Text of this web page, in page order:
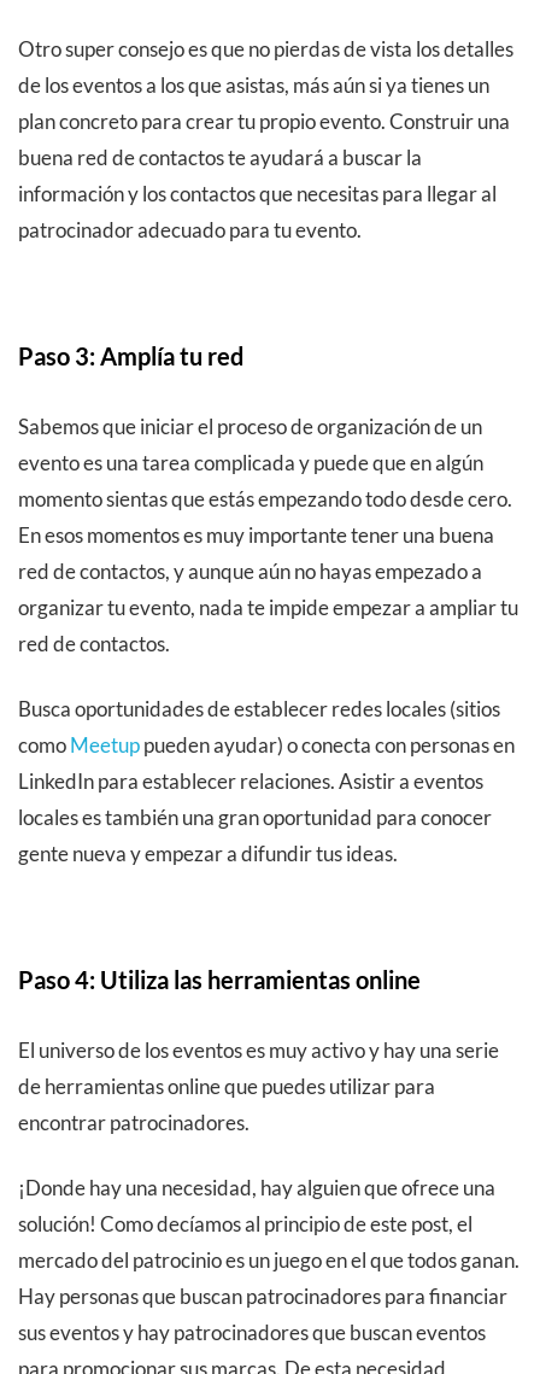
Otro super consejo es que no pierdas de vista los detalles
de los eventos a los que asistas, más aún si ya tienes un
plan concreto para crear tu propio evento. Construir una
buena red de contactos te ayudará a buscar la
información y los contactos que necesitas para llegar al
patrocinador adecuado para tu evento.
Paso 3: Amplía tu red
Sabemos que iniciar el proceso de organización de un
evento es una tarea complicada y puede que en algún
momento sientas que estás empezando todo desde cero.
En esos momentos es muy importante tener una buena
red de contactos, y aunque aún no hayas empezado a
organizar tu evento, nada te impide empezar a ampliar tu
red de contactos.
Busca oportunidades de establecer redes locales (sitios
comoMeetuppueden ayudar) o conecta con personas en
LinkedIn para establecer relaciones. Asistir a eventos
locales es también una gran oportunidad para conocer
gente nueva y empezar a difundir tus ideas.
Paso 4: Utiliza las herramientas online
El universo de los eventos es muy activo y hay una serie
de herramientas online que puedes utilizar para
encontrar patrocinadores.
¡Donde hay una necesidad, hay alguien que ofrece una
solución! Como decíamos al principio de este post, el
mercado del patrocinio es un juego en el que todos ganan.
Hay personas que buscan patrocinadores para financiar
sus eventos y hay patrocinadores que buscan eventos
para promocionar sus marcas. De esta necesidad